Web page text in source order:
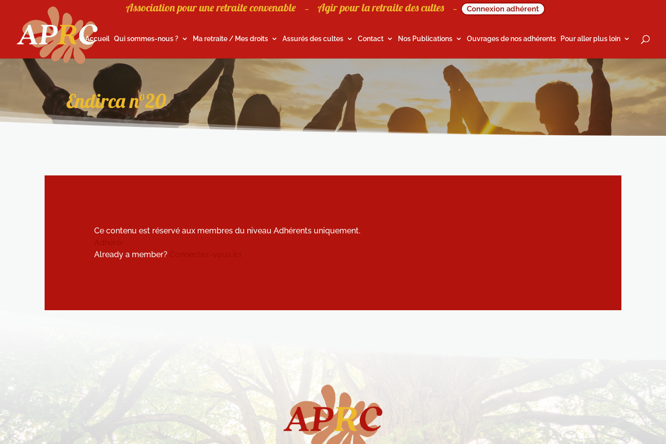
Association pour une retraite convenable – Agir pour la retraite des cultes – Connexion adhérent
Accueil Qui sommes-nous ? Ma retraite / Mes droits Assurés des cultes Contact Nos Publications Ouvrages de nos adhérents Pour aller plus loin
Endirca n°20
Ce contenu est réservé aux membres du niveau Adhérents uniquement.
Already a member?